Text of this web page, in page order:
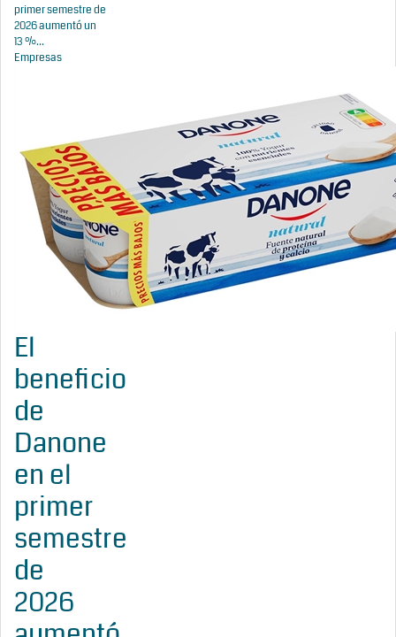
primer semestre de
2026 aumentó un
13 %...
Empresas
El
beneficio
de
Danone
en el
primer
semestre
de
2026